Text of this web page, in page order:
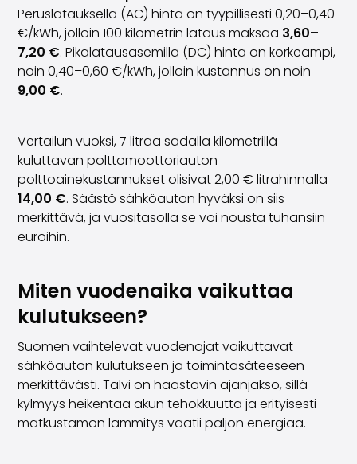
Peruslatauksella (AC) hinta on tyypillisesti 0,20–0,40
€/kWh, jolloin 100 kilometrin lataus maksaa 3,60–
7,20 €. Pikalatausasemilla (DC) hinta on korkeampi,
noin 0,40–0,60 €/kWh, jolloin kustannus on noin
9,00 €.
Vertailun vuoksi, 7 litraa sadalla kilometrillä
kuluttavan polttomoottoriauton
polttoainekustannukset olisivat 2,00 € litrahinnalla
14,00 €. Säästö sähköauton hyväksi on siis
merkittävä, ja vuositasolla se voi nousta tuhansiin
euroihin.
Miten vuodenaika vaikuttaa
kulutukseen?
Suomen vaihtelevat vuodenajat vaikuttavat
sähköauton kulutukseen ja toimintasäteeseen
merkittävästi. Talvi on haastavin ajanjakso, sillä
kylmyys heikentää akun tehokkuutta ja erityisesti
matkustamon lämmitys vaatii paljon energiaa.